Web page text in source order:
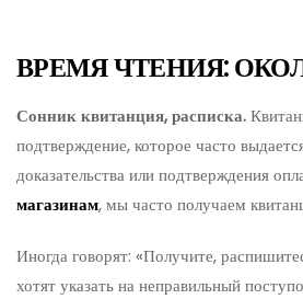
ВРЕМЯ ЧТЕНИЯ:
Сонник квитанция, расписка.
подтверждение, которое часто
доказательства или подтверждения
магазинам, мы часто получаем
Иногда говорят: «Получите,
хотят указать на неправильный